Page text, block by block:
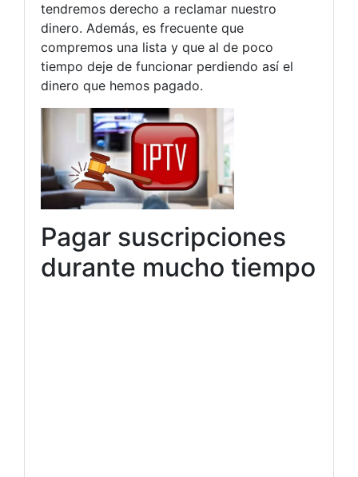
tendremos derecho a reclamar nuestro
dinero. Además, es frecuente que
compremos una lista y que al de poco
tiempo deje de funcionar perdiendo así el
dinero que hemos pagado.
Pagar suscripciones
durante mucho tiempo